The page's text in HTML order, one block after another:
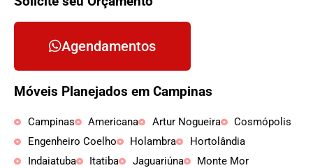
Agendamentos
Móveis Planejados em Campinas
Campinas Americana Artur Nogueira
Cosmópolis
Engenheiro Coelho
Holambra
Hortolândia
Indaiatuba
Itatiba Jaguariúna
Monte Mor